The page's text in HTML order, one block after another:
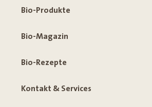
Bio-Produkte
Bio-Magazin
Bio-Rezepte
Kontakt & Services